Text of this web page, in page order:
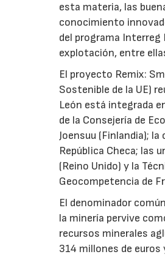
esta materia, las
conocimiento
del programa Interreg
explotación, entre
El proyecto Remix:
Sostenible de la UE)
León está integrada
de la Consejería de
Joensuu (Finlandia);
República Checa; las
(Reino Unido) y la
Geocompetencia de
El denominador
la minería pervive
recursos minerales
314 millones de